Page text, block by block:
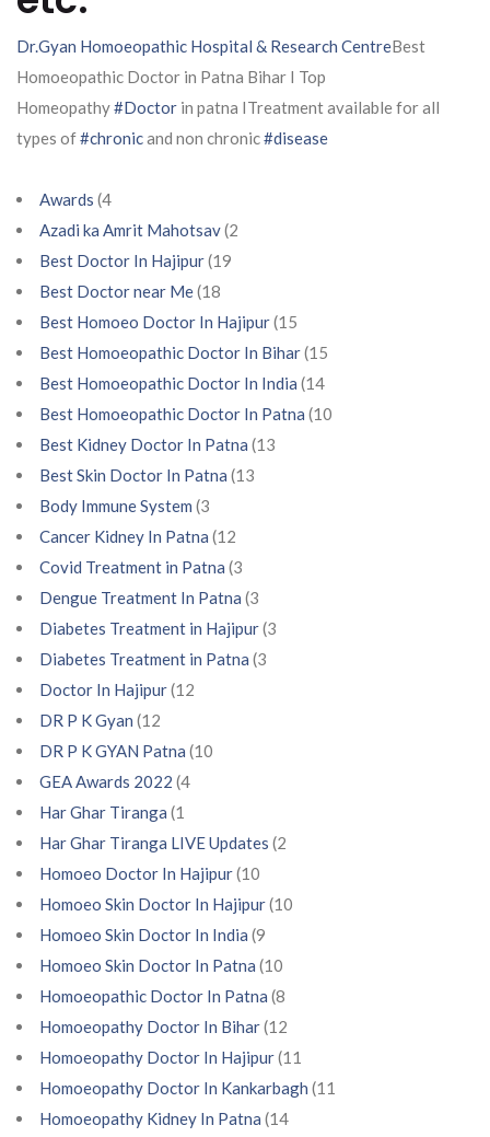
Dr.Gyan Homoeopathic Hospital & Research CentreBest
Homoeopathic Doctor in Patna Bihar I Top
Homeopathy#Doctor in patna ITreatment available for all
types of#chronicand non chronic#disease
Awards (4
Azadi ka Amrit Mahotsav(2
Best Doctor In Hajipur(19
Best Doctor near Me(18
Best Homoeo Doctor In Hajipur(15
Best Homoeopathic Doctor In Bihar(15
Best Homoeopathic Doctor In India (14
Best Homoeopathic Doctor In Patna (10
Best Kidney Doctor In Patna (13
Best Skin Doctor In Patna (13
Body Immune System (3
Cancer Kidney In Patna (12
Covid Treatment in Patna (3
Dengue Treatment In Patna (3
Diabetes Treatment in Hajipur(3
Diabetes Treatment in Patna (3
Doctor In Hajipur(12
DR P K Gyan (12
DR P K GYAN Patna (10
GEA Awards 2022 (4
Har Ghar Tiranga (1
Har Ghar Tiranga LIVE Updates (2
Homoeo Doctor In Hajipur(10
Homoeo Skin Doctor In Hajipur(10
Homoeo Skin Doctor In India (9
Homoeo Skin Doctor In Patna (10
Homoeopathic Doctor In Patna (8
Homoeopathy Doctor In Bihar(12
Homoeopathy Doctor In Hajipur(11
Homoeopathy Doctor In Kankarbagh (11
Homoeopathy Kidney In Patna (14